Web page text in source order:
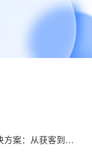
小鹅通培训行业一体化解决方案：从获客到交付，帮你打通增长全链路！